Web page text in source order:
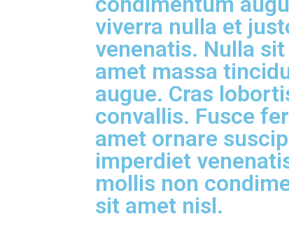
viverra nulla et
venenatis. Nulla
amet massa
augue. Cras
convallis. Fusce
amet ornare
imperdiet
mollis non
sit amet nisl.